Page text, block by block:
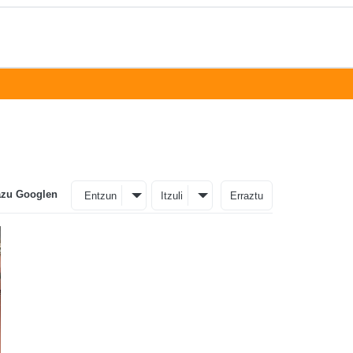
Googlen Entzun Itzuli Erraztu